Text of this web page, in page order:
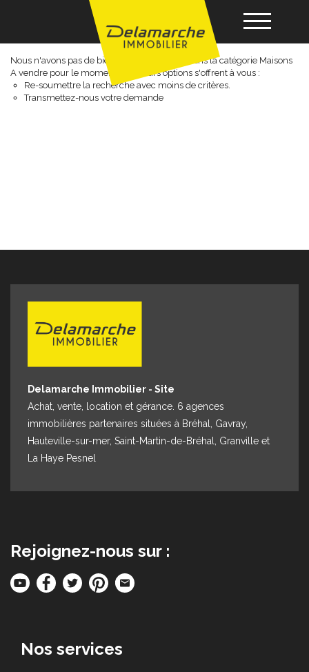
Acheter
Nos agences
Maisons a vendre
Nous n'avons pas de biens à vous proposer dans la catégorie Maisons
A vendre pour le moment , plusieurs options s'offrent à vous :
Re-soumettre la recherche avec moins de critères.
Transmettez-nous votre demande
Delamarche Immobilier - Site
Achat, vente, location et gérance. 6 agences
immobilières partenaires situées à Bréhal, Gavray,
Hauteville-sur-mer, Saint-Martin-de-Bréhal, Granville et
La Haye Pesnel
Rejoignez-nous sur :
Nos services